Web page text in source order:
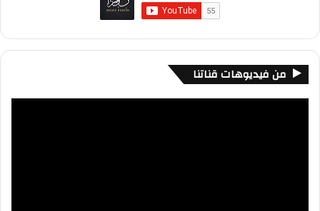
من فيديوهات قناتنا